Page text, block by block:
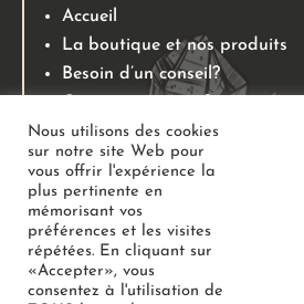
Accueil
La boutique et nos produits
Besoin d’un conseil?
Mentions légales
Conditions générales de ventes
Politiques de retours
Politique de confidentialité
Copyright Au Jardin des Gemmes
Nous utilisons des cookies
sur notre site Web pour
vous offrir l'expérience la
plus pertinente en
mémorisant vos
préférences et les visites
répétées. En cliquant sur
«Accepter», vous
consentez à l'utilisation de